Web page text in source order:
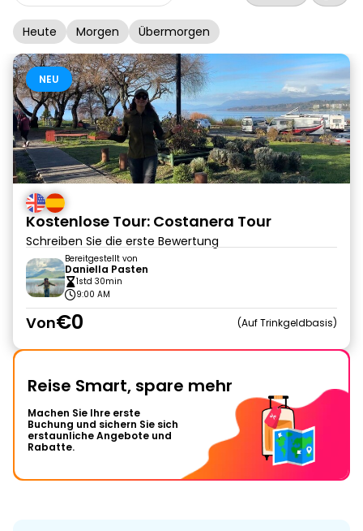
Heute Morgen Übermorgen
NEU
Kostenlose Tour: Costanera Tour
Schreiben Sie die erste Bewertung
Bereitgestellt von
Daniella Pasten
1std 30min
9:00 AM
Von€0 Auf Trinkgeldbasis
Reise Smart, spare mehr
Machen Sie Ihre erste
Buchung und sichern Sie sich
erstaunliche Angebote und
Rabatte.